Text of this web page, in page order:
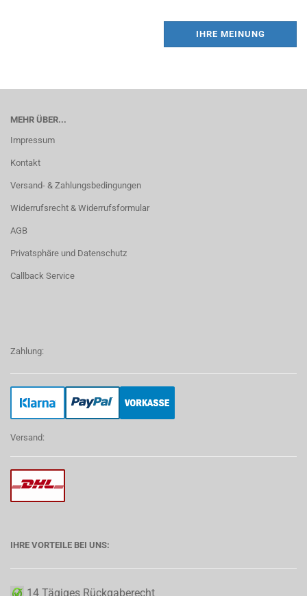
IHRE MEINUNG
MEHR ÜBER...
Impressum
Kontakt
Versand- & Zahlungsbedingungen
Widerrufsrecht & Widerrufsformular
AGB
Privatsphäre und Datenschutz
Callback Service
Zahlung:
Versand:
IHRE VORTEILE BEI UNS:
14 Tägiges Rückgaberecht